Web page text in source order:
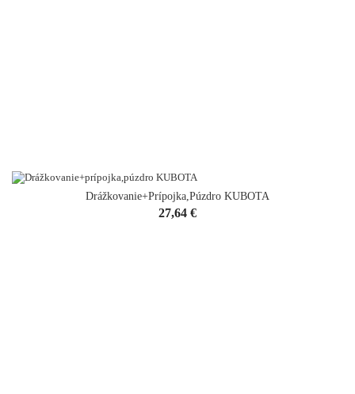
Drážkovanie+prípojka,púzdro KUBOTA
Cena
27,64 €